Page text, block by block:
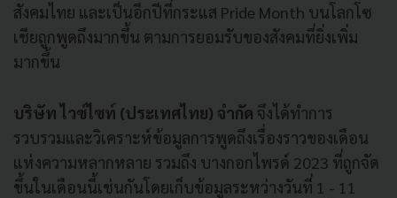
สังคมไทย และเป็นอีกปีที่กระแส Pride Month บนโลกโซ
เชียถูกพูดถึงมากขึ้น ตามการยอมรับของสังคมที่ยิ่งเพิ่ม
มากขึ้น
บริษัท ไวซ์ไซท์ (ประเทศไทย) จำกัด จึงได้ทำการ
รวบรวมและวิเคราะห์ข้อมูลการพูดถึงเรื่องราวของเดือน
แห่งความหลากหลาย รวมถึง บางกอกไพรด์ 2023 ที่ถูกจัด
ขึ้นในเดือนนี้เช่นกันโดยเก็บข้อมูลระหว่างวันที่ 1 - 11